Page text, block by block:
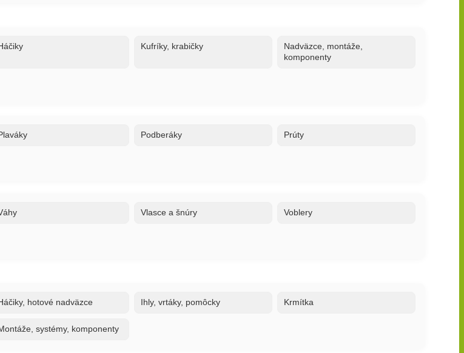
Kufríky, krabičky
Nadväzce, montáže,
komponenty
Podberáky Prúty
Vlasce a šnúry Voblery
hotové nadväzce Ihly, vrtáky, pomôcky Krmítka
systémy, komponenty